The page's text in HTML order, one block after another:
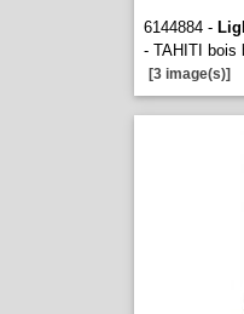
6144884 -
- TAHITI bois
[3 image(s)]